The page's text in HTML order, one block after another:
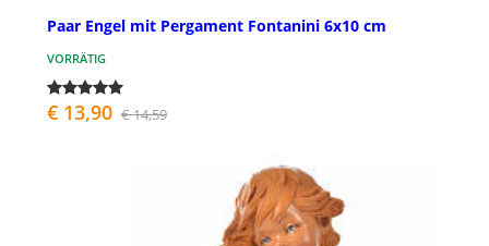
Paar Engel mit Pergament Fontanini 6x10 cm
VORRÄTIG
€ 13,90 € 14,59